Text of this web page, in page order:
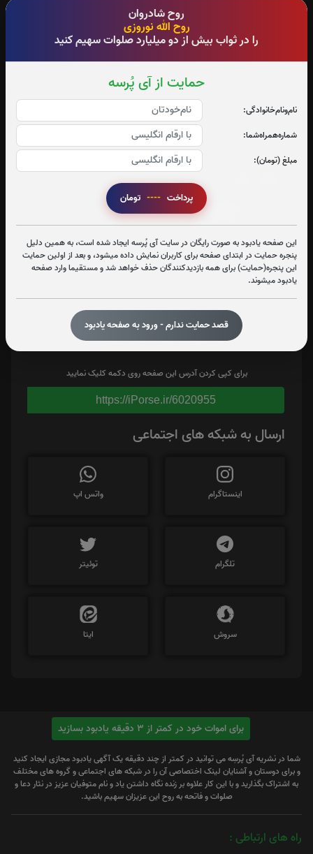
روح شادروان
روح الله نوروزی
را در ثواب بیش از دو میلیارد صلوات سهیم کنید
حمایت از آی پُرسه
نام‌و‌نام‌خانوادگی:
شماره‌همراه‌شما:
مبلغ (تومان):
پرداخت ----
این صفحه یادبود به صورت رایگان در سایت آی پُرسه ایجاد شده است، به همین دلیل
پنجره حمایت در ابتدای صفحه برای کاربران نمایش داده میشود، و بعد از اولین حمایت
این پنجره(حمایت) برای همه بازدیدکنندگان حذف خواهد شد و مستقیما وارد صفحه
یادبود میشوند.
قصد حمایت ندارم - ورود به صفحه یادبود
آدرس آرامگاه : آرامستان ورس
تعداد بازدید : 320
برای کپی کردن آدرس این صفحه روی دکمه کلیک نمایید
https://iPorse.ir/6020955
ارسال به شبکه های اجتماعی
اینستاگرام واتس اپ
تلگرام توئیتر
سروش ایتا
برای اموات خود در کمتر از 3 دقیقه یادبود بسازید
شما در نشریه آی پُرسِه می توانید در کمتر از چند دقیقه یک آگهی یادبود مجازی ایجاد کنید
و برای دوستان و آشنایان لینک اختصاصی آن را در شبکه های اجتماعی و گروه های مختلف
به اشتراک بگذارید و با این کار علاوه بر زنده نگاه داشتن یاد و نام متوفیان عزیز در نثار دعا و
صلوات و فاتحه به روح این عزیزان سهیم باشید.
راه های ارتباطی :